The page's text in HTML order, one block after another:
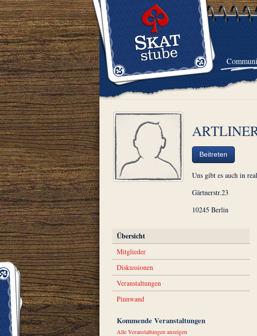
Beitreten
Uns gibt es auch in
Gärtnerstr.23
10245 Berlin
Übersicht
Mitglieder
Diskussionen
Veranstaltungen
Pinnwand
Kommende Veranstaltungen
Alle Veranstaltungen anzeigen